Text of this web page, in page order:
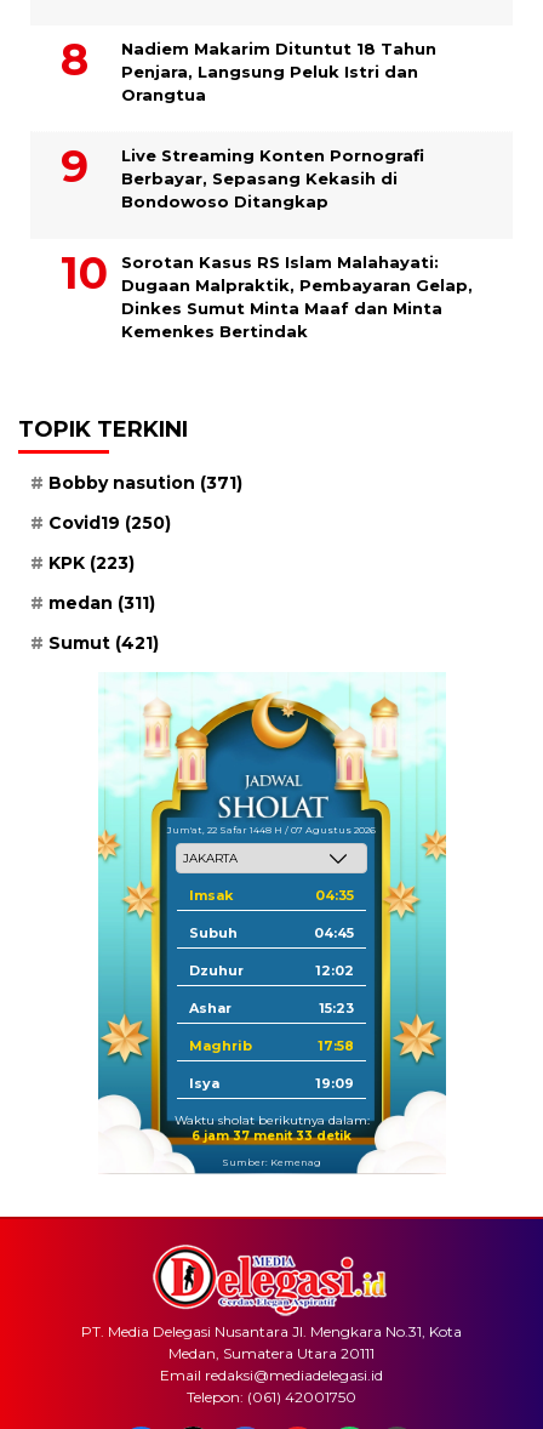
​Nadiem Makarim Dituntut 18 Tahun
Penjara, Langsung Peluk Istri dan
Orangtua
Live Streaming Konten Pornografi
Berbayar, Sepasang Kekasih di
Bondowoso Ditangkap
Sorotan Kasus RS Islam Malahayati:
Dugaan Malpraktik, Pembayaran Gelap,
Dinkes Sumut Minta Maaf dan Minta
Kemenkes Bertindak
TOPIK TERKINI
Bobby nasution (371)
Covid19 (250)
KPK (223)
medan (311)
Sumut (421)
Jum'at, 22 Safar 1448 H / 07 Agustus 2026
Imsak 04:35
Subuh 04:45
Dzuhur 12:02
Ashar 15:23
Maghrib 17:58
Isya 19:09
Waktu sholat berikutnya dalam:
6 jam 37 menit 33 detik
Sumber: Kemenag
PT. Media Delegasi Nusantara Jl. Mengkara No.31, Kota
Medan, Sumatera Utara 20111
Email redaksi@mediadelegasi.id
Telepon: (061) 42001750